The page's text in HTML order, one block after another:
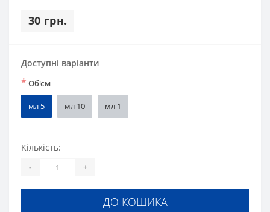
30 грн.
Доступні варіанти
* Об'єм
мл 5 мл 10 мл 1
Кількість:
- +
ДО КОШИКА